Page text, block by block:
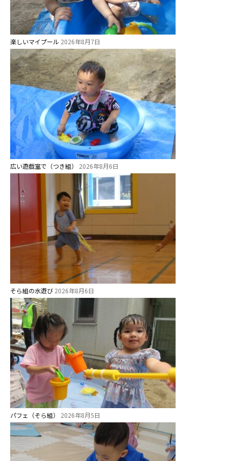
楽しいマイプール 2026年8月7日
広い遊戯室で（つき組） 2026年8月6日
そら組の水遊び 2026年8月6日
パフェ（そら組） 2026年8月5日
学校法⼈鴨⾕学園 鳳幼稚園
学校法⼈諏訪森学園 諏訪森幼稚
園
⼤阪府私⽴幼稚園連盟
社会福祉法人野田福祉会